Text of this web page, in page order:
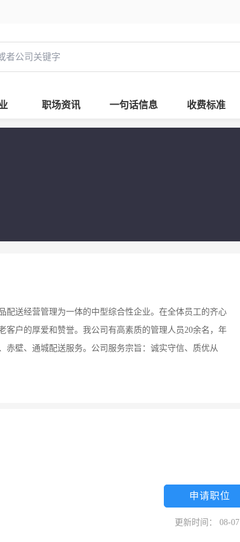
职场资讯 一句话信息 收费标准
配送经营管理为一体的中型综合性企业。在全体员工的齐心
户的厚爱和赞誉。我公司有高素质的管理人员20余名，年
赤壁、通城配送服务。公司服务宗旨：诚实守信、质优从
申请职位
更新时间： 08-07